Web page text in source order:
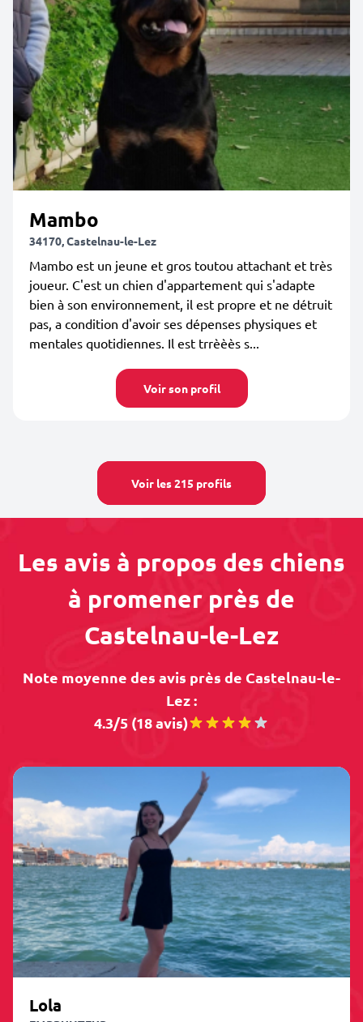
Mambo
34170, Castelnau-le-Lez
Mambo est un jeune et gros toutou attachant et très
joueur. C'est un chien d'appartement qui s'adapte
bien à son environnement, il est propre et ne détruit
pas, a condition d'avoir ses dépenses physiques et
mentales quotidiennes. Il est trrèèès s...
Voir son profil
Voir les 215 profils
Les avis à propos des chiens
à promener près de
Castelnau-le-Lez
Note moyenne des avis près de Castelnau-le-
Lez :
4.3/5 (18 avis)
Lola